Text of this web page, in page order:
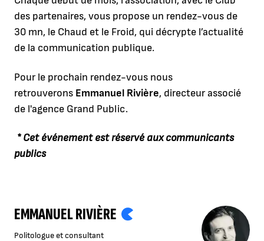
des partenaires, vous propose un rendez-vous de
30 mn, le Chaud et le Froid, qui décrypte l’actualité
de la communication publique.
Pour le prochain rendez-vous nous
retrouverons Emmanuel Rivière, directeur associé
de l'agence Grand Public.
* Cet événement est réservé aux communicants
publics
EMMANUEL RIVIÈRE
Politologue et consultant